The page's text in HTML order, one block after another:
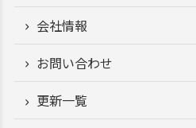
会社情報
お問い合わせ
更新一覧